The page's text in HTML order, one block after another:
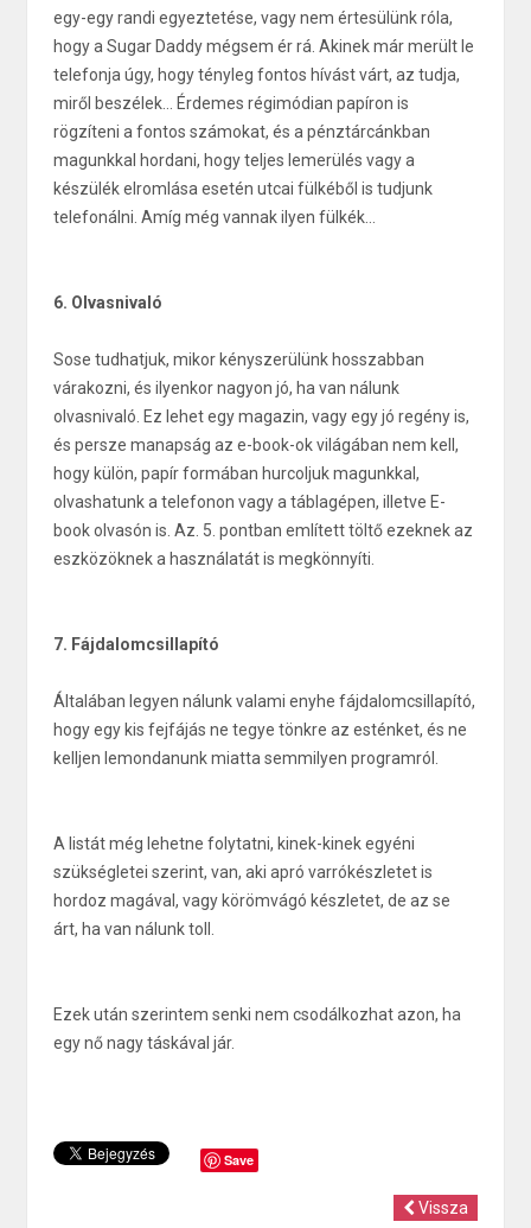
egy-egy randi egyeztetése, vagy nem értesülünk róla,
hogy a Sugar Daddy mégsem ér rá. Akinek már merült le
telefonja úgy, hogy tényleg fontos hívást várt, az tudja,
miről beszélek… Érdemes régimódian papíron is
rögzíteni a fontos számokat, és a pénztárcánkban
magunkkal hordani, hogy teljes lemerülés vagy a
készülék elromlása esetén utcai fülkéből is tudjunk
telefonálni. Amíg még vannak ilyen fülkék…
6. Olvasnivaló
Sose tudhatjuk, mikor kényszerülünk hosszabban
várakozni, és ilyenkor nagyon jó, ha van nálunk
olvasnivaló. Ez lehet egy magazin, vagy egy jó regény is,
és persze manapság az e-book-ok világában nem kell,
hogy külön, papír formában hurcoljuk magunkkal,
olvashatunk a telefonon vagy a táblagépen, illetve E-
book olvasón is. Az. 5. pontban említett töltő ezeknek az
eszközöknek a használatát is megkönnyíti.
7. Fájdalomcsillapító
Általában legyen nálunk valami enyhe fájdalomcsillapító,
hogy egy kis fejfájás ne tegye tönkre az esténket, és ne
kelljen lemondanunk miatta semmilyen programról.
A listát még lehetne folytatni, kinek-kinek egyéni
szükségletei szerint, van, aki apró varrókészletet is
hordoz magával, vagy körömvágó készletet, de az se
árt, ha van nálunk toll.
Ezek után szerintem senki nem csodálkozhat azon, ha
egy nő nagy táskával jár.
Save
Vissza